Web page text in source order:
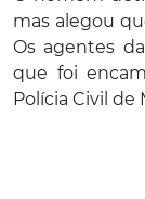
mas alegou
Os agentes
que foi
Polícia Civil de